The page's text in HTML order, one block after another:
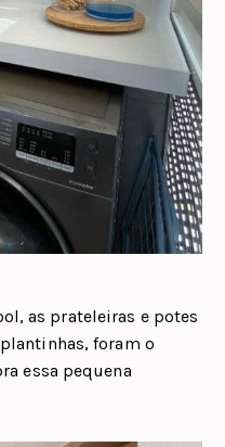
as prateleiras e potes
foram o
essa pequena